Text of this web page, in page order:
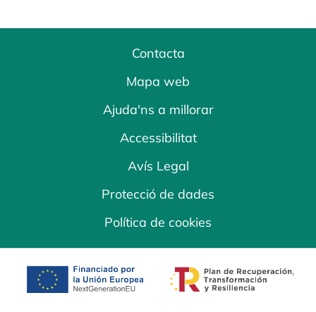
Contacta
Mapa web
Ajuda'ns a millorar
Accessibilitat
Avís Legal
Protecció de dades
Política de cookies
opens in a new tab opens in a new